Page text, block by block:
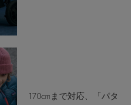
170cmまで対応、「パタ